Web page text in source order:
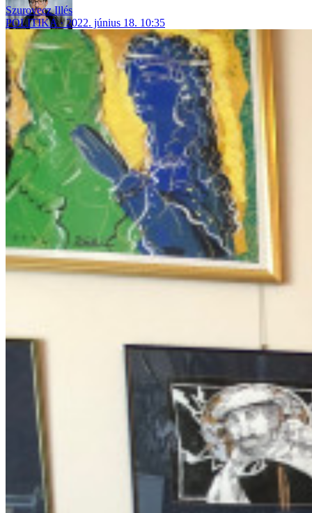
Szurovecz Illés
POLITIKA
2022. június 18. 10:35